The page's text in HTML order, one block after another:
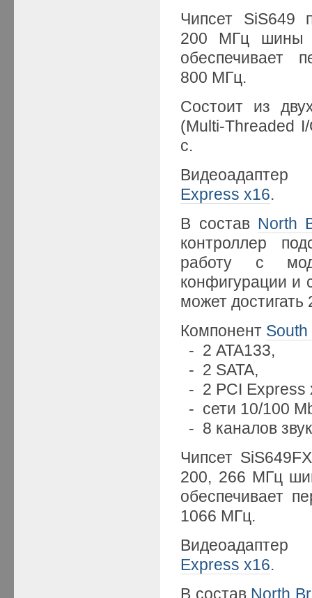
Чипсет SiS649
200 МГц
обеспечивает
800 МГц.
Состоит из
(Multi-Threaded
с.
Express x16.
В состав North
контроллер
работу с
конфигурации и
может достигать
Компонент
- 2 ATA133,
- 2 SATA,
- 2 PCI Express
- сети 10/100
- 8 каналов
Чипсет
200, 266 МГц
обеспечивает
1066 МГц.
Express x16.
В состав North